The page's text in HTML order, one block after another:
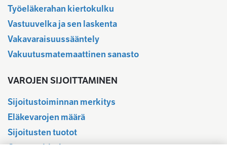
Työeläkerahan kiertokulku
Vastuuvelka ja sen laskenta
Vakavaraisuussääntely
Vakuutusmatemaattinen sanasto
VAROJEN SIJOITTAMINEN
Sijoitustoiminnan merkitys
Eläkevarojen määrä
Sijoitusten tuotot
Osavuositiedot